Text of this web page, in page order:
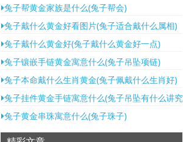
兔子帮黄金家族是什么(兔子帮会)
兔子戴什么黄金好看图片(兔子适合戴什么属相)
兔子戴什么黄金好(兔子戴什么黄金好一点)
兔子镶嵌手链黄金寓意什么(兔子吊坠项链)
兔子本命戴什么生肖黄金(兔子佩戴什么生肖好)
兔子挂件黄金手链寓意什么(兔子吊坠有什么讲究)
兔子黄金串珠寓意什么(兔子珠子)